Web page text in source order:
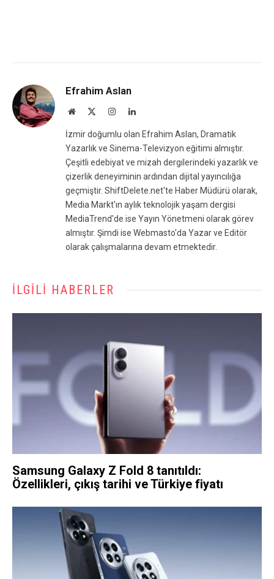
Efrahim Aslan
Website InstagramLinkedIn
İzmir doğumlu olan Efrahim Aslan, Dramatik
Yazarlık ve Sinema-Televizyon eğitimi almıştır.
Çeşitli edebiyat ve mizah dergilerindeki yazarlık ve
çizerlik deneyiminin ardından dijital yayıncılığa
geçmiştir. ShiftDelete.net'te Haber Müdürü olarak,
Media Markt'ın aylık teknolojik yaşam dergisi
MediaTrend'de ise Yayın Yönetmeni olarak görev
almıştır. Şimdi ise Webmasto'da Yazar ve Editör
olarak çalışmalarına devam etmektedir.
İLGILI HABERLER
Samsung Galaxy Z Fold 8 tanıtıldı:
Özellikleri, çıkış tarihi ve Türkiye fiyatı